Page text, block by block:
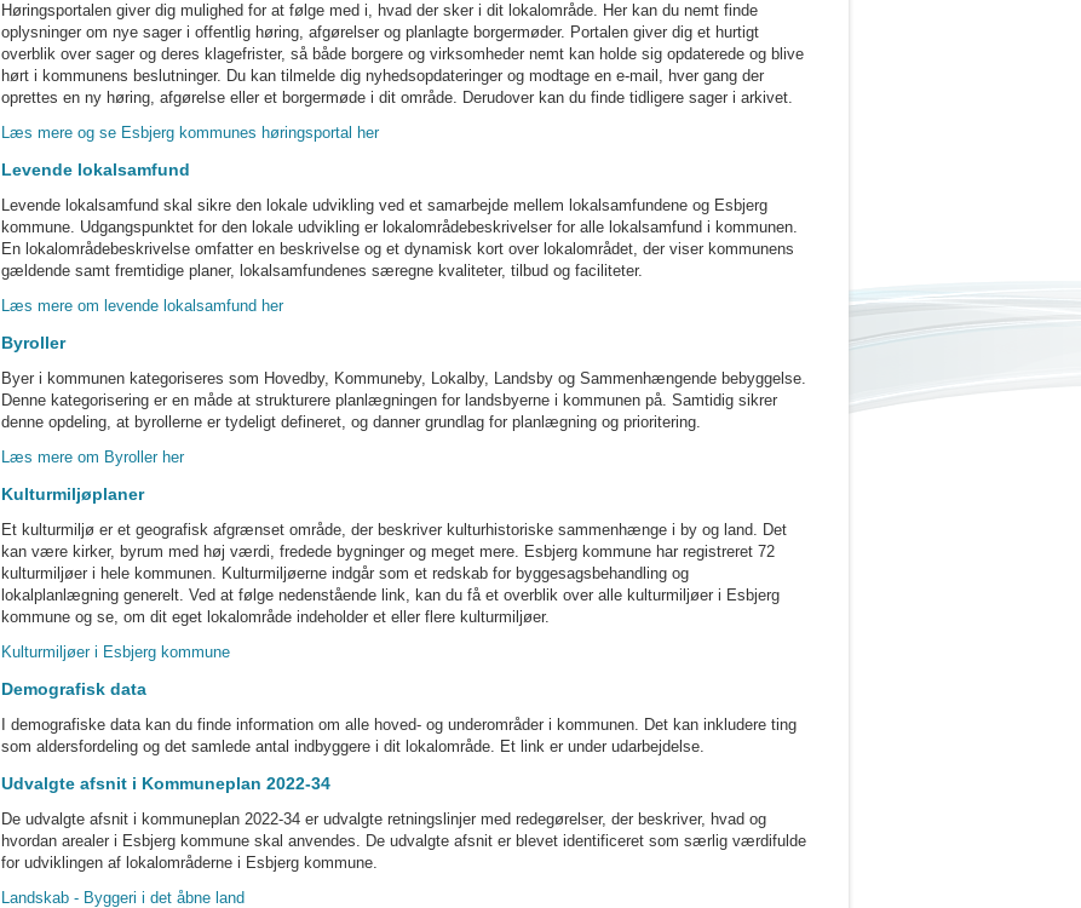
Høringsportalen giver dig mulighed for at følge med i, hvad der sker i dit lokalområde. Her kan du nemt finde
oplysninger om nye sager i offentlig høring, afgørelser og planlagte borgermøder. Portalen giver dig et hurtigt
overblik over sager og deres klagefrister, så både borgere og virksomheder nemt kan holde sig opdaterede og blive
hørt i kommunens beslutninger. Du kan tilmelde dig nyhedsopdateringer og modtage en e-mail, hver gang der
oprettes en ny høring, afgørelse eller et borgermøde i dit område. Derudover kan du finde tidligere sager i arkivet.
Læs mere og se Esbjerg kommunes høringsportal her
Levende lokalsamfund
Levende lokalsamfund skal sikre den lokale udvikling ved et samarbejde mellem lokalsamfundene og Esbjerg
kommune. Udgangspunktet for den lokale udvikling er lokalområdebeskrivelser for alle lokalsamfund i kommunen.
En lokalområdebeskrivelse omfatter en beskrivelse og et dynamisk kort over lokalområdet, der viser kommunens
gældende samt fremtidige planer, lokalsamfundenes særegne kvaliteter, tilbud og faciliteter.
Læs mere om levende lokalsamfund her
Byroller
Byer i kommunen kategoriseres som Hovedby, Kommuneby, Lokalby, Landsby og Sammenhængende bebyggelse.
Denne kategorisering er en måde at strukturere planlægningen for landsbyerne i kommunen på. Samtidig sikrer
denne opdeling, at byrollerne er tydeligt defineret, og danner grundlag for planlægning og prioritering.
Læs mere om Byroller her
Kulturmiljøplaner
Et kulturmiljø er et geografisk afgrænset område, der beskriver kulturhistoriske sammenhænge i by og land. Det
kan være kirker, byrum med høj værdi, fredede bygninger og meget mere. Esbjerg kommune har registreret 72
kulturmiljøer i hele kommunen. Kulturmiljøerne indgår som et redskab for byggesagsbehandling og
lokalplanlægning generelt. Ved at følge nedenstående link, kan du få et overblik over alle kulturmiljøer i Esbjerg
kommune og se, om dit eget lokalområde indeholder et eller flere kulturmiljøer.
Kulturmiljøer i Esbjerg kommune
Demografisk data
I demografiske data kan du finde information om alle hoved- og underområder i kommunen. Det kan inkludere ting
som aldersfordeling og det samlede antal indbyggere i dit lokalområde. Et link er under udarbejdelse.
Udvalgte afsnit i Kommuneplan 2022-34
De udvalgte afsnit i kommuneplan 2022-34 er udvalgte retningslinjer med redegørelser, der beskriver, hvad og
hvordan arealer i Esbjerg kommune skal anvendes. De udvalgte afsnit er blevet identificeret som særlig værdifulde
for udviklingen af lokalområderne i Esbjerg kommune.
Landskab - Byggeri i det åbne land